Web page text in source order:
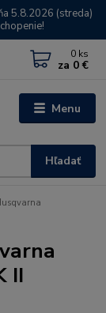
5.8.2026 (streda)
Menu
Hľadať
0 ks
za 0 €
II